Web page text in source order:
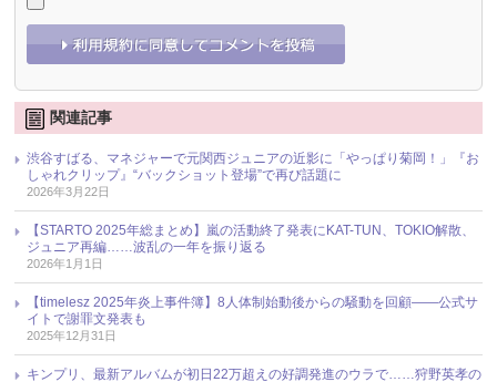
関連記事
渋谷すばる、マネジャーで元関西ジュニアの近影に「やっぱり菊岡！」『お
しゃれクリップ』“バックショット登場”で再び話題に
2026年3月22日
【STARTO 2025年総まとめ】嵐の活動終了発表にKAT-TUN、TOKIO解散、
ジュニア再編……波乱の一年を振り返る
2026年1月1日
【timelesz 2025年炎上事件簿】8人体制始動後からの騒動を回顧――公式サ
イトで謝罪文発表も
2025年12月31日
キンプリ、最新アルバムが初日22万超えの好調発進のウラで……狩野英孝の